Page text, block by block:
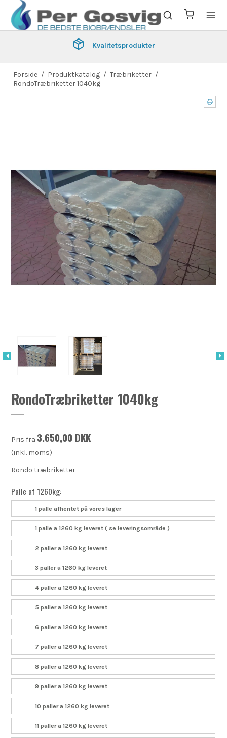
Kvalitetsprodukter
Forside / Produktkatalog / Træbriketter /
RondoTræbriketter 1040kg
RondoTræbriketter 1040kg
Pris fra 3.650,00 DKK
(inkl. moms)
Rondo træbriketter
Palle af 1260kg:
1 palle afhentet på vores lager
1 palle a 1260 kg leveret ( se leveringsområde )
2 paller a 1260 kg leveret
3 paller a 1260 kg leveret
4 paller a 1260 kg leveret
5 paller a 1260 kg leveret
6 paller a 1260 kg leveret
7 paller a 1260 kg leveret
8 paller a 1260 kg leveret
9 paller a 1260 kg leveret
10 paller a 1260 kg leveret
11 paller a 1260 kg leveret